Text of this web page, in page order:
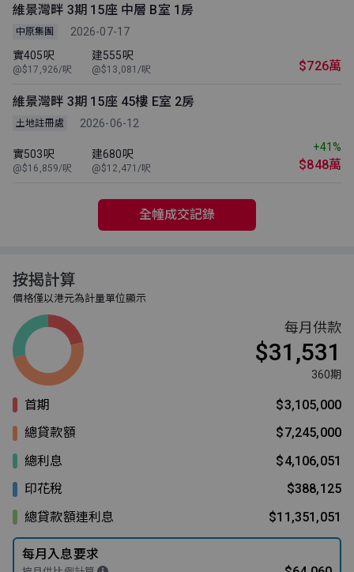
維景灣畔 3期 15座 中層 B室 1房
中原集團
2026-07-17
實405呎
@$17,926/呎
建555呎
@$13,081/呎 $726萬
維景灣畔 3期 15座 45樓 E室 2房
土地註冊處 2026-06-12
實503呎
@$16,859/呎
建680呎
@$12,471/呎
+41%
$848萬
全幢成交記錄
按揭計算
價格僅以港元為計量單位顯示
每月供款
$31,531
360期
首期
$3,105,000
總貸款額
$7,245,000
總利息
$4,106,051
印花稅
$388,125
總貸款額連利息
$11,351,051
每月入息要求